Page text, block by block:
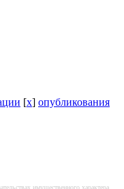
[x] опубликования
имущественного характера